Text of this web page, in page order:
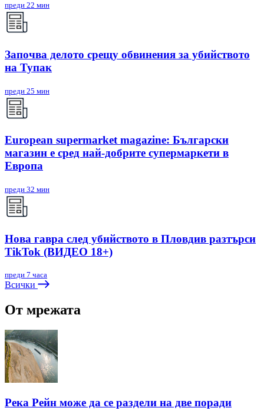
преди 22 мин
Започва делото срещу обвинения за убийството
на Тупак
преди 25 мин
European supermarket magazine: Български
магазин е сред най-добрите супермаркети в
Европа
преди 32 мин
Нова гавра след убийството в Пловдив разтърси
TikTok (ВИДЕО 18+)
преди 7 часа
Всички
От мрежата
Река Рейн може да се раздели на две поради